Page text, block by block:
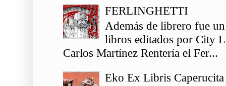
FERLINGHETTI
Además de librero fue
libros editados por City
Carlos Martínez Rentería el Fer...
Eko Ex Libris